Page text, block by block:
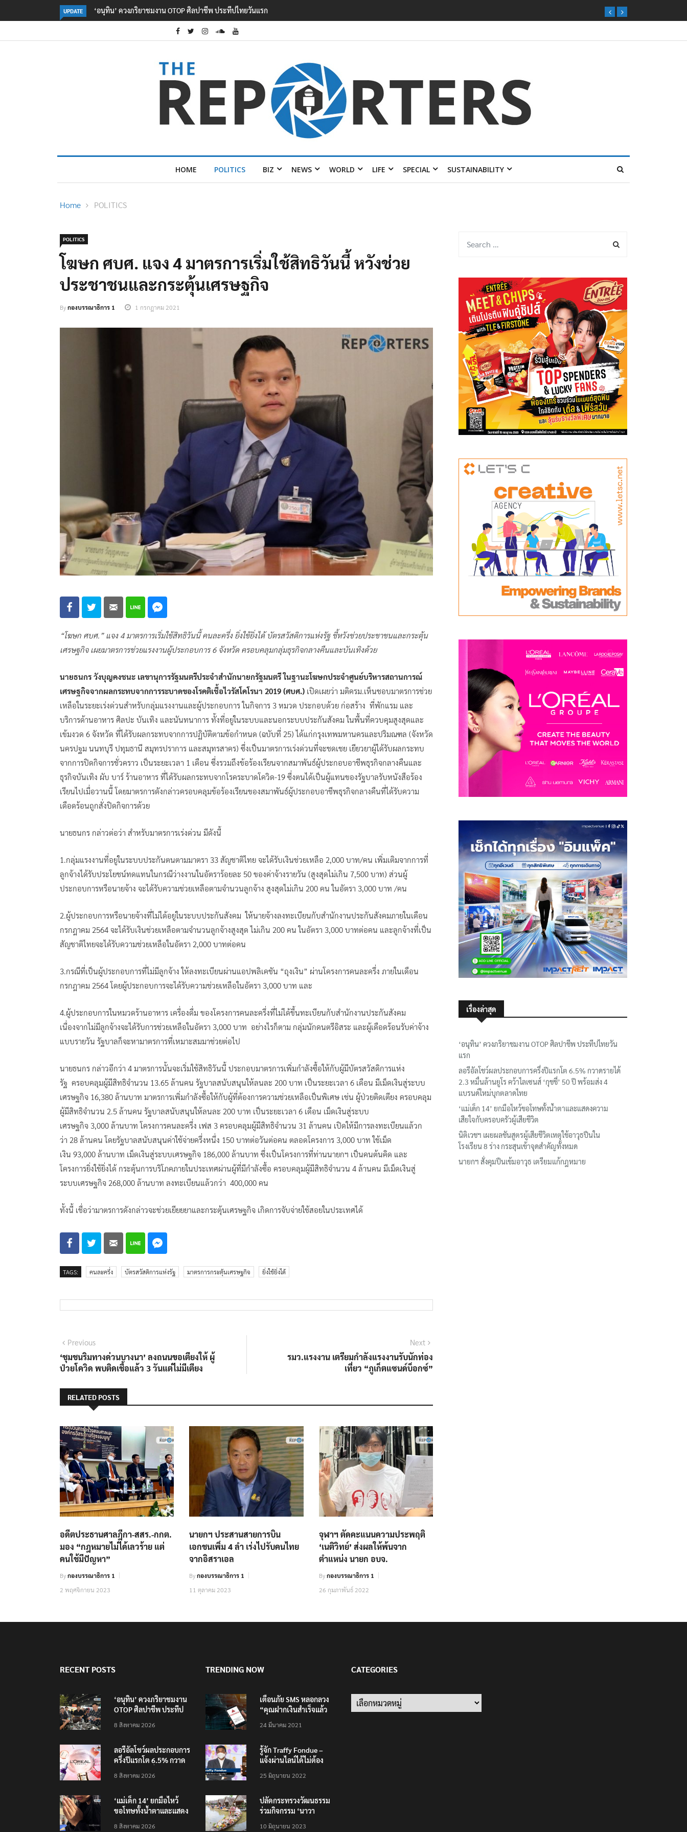
UPDATE ลอรีอัลโชว์ผลประกอบการครึ่งปีแรกโต 6.5% กวาดรายได้ 2.3 หมื่นล้านยูโร คว้าไลเซนส์ ‘กุชชี่’ 50 ปี พร้อมส่ง 4 แบรนด์ใหม่บุกตลาดไทย
HOME POLITICS BIZ NEWS WORLD LIFE SPECIAL SUSTAINABILITY
Home POLITICS
POLITICS
โฆษก ศบศ. แจง 4 มาตรการเริ่มใช้สิทธิวันนี้ หวังช่วย
ประชาชนและกระตุ้นเศรษฐกิจ
Byกองบรรณาธิการ 1 1 กรกฎาคม 2021
“โฆษก ศบศ.” แจง 4 มาตรการเริ่มใช้สิทธิวันนี้ คนละครึ่ง ยิ่งใช้ยิ่งได้ บัตรสวัสดิการแห่งรัฐ ชี้หวังช่วยประชาชนและกระตุ้น
เศรษฐกิจ เผยมาตรการช่วยแรงงานผู้ประกอบการ 6 จังหวัด ครอบคลุมกลุ่มธุรกิจกลางคืนและบันเทิงด้วย
นายธนกร วังบุญคงชนะ เลขานุการรัฐมนตรีประจำสำนักนายกรัฐมนตรี ในฐานะโฆษกประจำศูนย์บริหารสถานการณ์
เศรษฐกิจจากผลกระทบจากการระบาดของโรคติเชื้อไวรัสโคโรนา 2019 (ศบศ.) เปิดเผยว่า มติครม.เห็นชอบมาตรการช่วย
เหลือในระยะเร่งด่วนสำหรับกลุ่มแรงงานและผู้ประกอบการ ในกิจการ 3 หมวด ประกอบด้วย ก่อสร้าง ที่พักแรม และ
บริการด้านอาหาร ศิลปะ บันเทิง และนันทนาการ ทั้งที่อยู่ในระบบและนอกระบบประกันสังคม ในพื้นที่ควบคุมสูงสุดและ
เข้มงวด 6 จังหวัด ที่ได้รับผลกระทบจากการปฏิบัติตามข้อกำหนด (ฉบับที่ 25) ได้แก่กรุงเทพมหานครและปริมณฑล (จังหวัด
นครปฐม นนทบุรี ปทุมธานี สมุทรปราการ และสมุทรสาคร) ซึ่งเป็นมาตรการเร่งด่วนที่จะชดเชย เยียวยาผู้ได้รับผลกระทบ
จากการปิดกิจการชั่วคราว เป็นระยะเวลา 1 เดือน ซึ่งรวมถึงข้อร้องเรียนจากสมาพันธ์ผู้ประกอบอาชีพธุรกิจกลางคืนและ
ธุรกิจบันเทิง ผับ บาร์ ร้านอาหาร ที่ได้รับผลกระทบจากโรคระบาดโควิด-19 ซึ่งตนได้เป็นผู้แทนของรัฐบาลรับหนังสือร้อง
เรียนไปเมื่อวานนี้ โดยมาตรการดังกล่าวครอบคลุมข้อร้องเรียนของสมาพันธ์ผู้ประกอบอาชีพธุรกิจกลางคืนที่ได้รับความ
เดือดร้อนถูกสั่งปิดกิจการด้วย
นายธนกร กล่าวต่อว่า สำหรับมาตรการเร่งด่วน มีดังนี้
1.กลุ่มแรงงานที่อยู่ในระบบประกันตนตามมาตรา 33 สัญชาติไทย จะได้รับเงินช่วยเหลือ 2,000 บาท/คน เพิ่มเติมจากการที่
ลูกจ้างได้รับประโยชน์ทดแทนในกรณีว่างงานในอัตราร้อยละ 50 ของค่าจ้างรายวัน (สูงสุดไม่เกิน 7,500 บาท) ส่วนผู้
ประกอบการหรือนายจ้าง จะได้รับความช่วยเหลือตามจำนวนลูกจ้าง สูงสุดไม่เกิน 200 คน ในอัตรา 3,000 บาท /คน
2.ผู้ประกอบการหรือนายจ้างที่ไม่ได้อยู่ในระบบประกันสังคม ให้นายจ้างลงทะเบียนกับสำนักงานประกันสังคมภายในเดือน
กรกฎาคม 2564 จะได้รับเงินช่วยเหลือตามจำนวนลูกจ้างสูงสุด ไม่เกิน 200 คน ในอัตรา 3,000 บาทต่อคน และลูกจ้างที่เป็น
สัญชาติไทยจะได้รับความช่วยเหลือในอัตรา 2,000 บาทต่อคน
3.กรณีที่เป็นผู้ประกอบการที่ไม่มีลูกจ้าง ให้ลงทะเบียนผ่านแอปพลิเคชัน “ถุงเงิน” ผ่านโครงการคนละครึ่ง ภายในเดือน
กรกฎาคม 2564 โดยผู้ประกอบการจะได้รับความช่วยเหลือในอัตรา 3,000 บาท และ
4.ผู้ประกอบการในหมวดร้านอาหาร เครื่องดื่ม ของโครงการคนละครึ่งที่ไม่ได้ขึ้นทะเบียนกับสำนักงานประกันสังคม
เนื่องจากไม่มีลูกจ้างจะได้รับการช่วยเหลือในอัตรา 3,000 บาท อย่างไรก็ตาม กลุ่มนักดนตรีอิสระ และผู้เดือดร้อนรับค่าจ้าง
แบบรายวัน รัฐบาลก็จะหามาตรการที่เหมาะสมมาช่วยต่อไป
นายธนกร กล่าวอีกว่า 4 มาตรการนั้นจะเริ่มใช้สิทธิวันนี้ ประกอบมาตรการเพิ่มกำลังซื้อให้กับผู้มีบัตรสวัสดิการแห่ง
รัฐ ครอบคลุมผู้มีสิทธิจำนวน 13.65 ล้านคน รัฐบาลสนับสนุนให้ลนละ 200 บาท เป็นระยะเวลา 6 เดือน มีเม็ดเงินสู่ระบบ
เศรษฐกิจ 16,380 ล้านบาท มาตรการเพิ่มกำลังซื้อให้กับผู้ที่ต้องการความช่วยเหลือเป็นพิเศษ เช่น ผู้ป่วยติดเตียง ครอบคลุม
ผู้มีสิทธิจำนวน 2.5 ล้านคน รัฐบาลสนับสนุนให้ลนละ 200 บาท เป็นระยะเวลา 6 เดือน เม็ดเงินสู่ระบบ
เศรษฐกิจ 3,000 ล้านบาท โครงการคนละครึ่ง เฟส 3 ครอบคลุมผู้มีสิทธิจำนวน 31 ล้านคน เปิดให้มีการลงทะเบียนแล้วก
ว่า 28 ล้านคน โดยรัฐบาลสนับสนุนค่าใช้จ่ายครึ่งหนึ่ง 150 บาทต่อวันต่อคน ตลอดโครงการ 3,000 บาท ใช้เม็ด
เงิน 93,000 ล้านบาท เม็ดเงินสู่ระบบเศรษฐกิจ 186,000 ล้านบาท ซึ่งเป็นโครงการที่ท่านนายกฯ เป็นคนต้นคิด และ
โครงการยิ่งใช้ยิ่งได้ กระตุ้นการบริโภคภายในประเทศผ่านผู้ที่มีกำลังซื้อ ครอบคลุมผู้มีสิทธิจำนวน 4 ล้านคน มีเม็ดเงินสู่
ระบบเศรษฐกิจ 268,000 ล้านบาท ลงทะเบียนแล้วกว่า 400,000 คน
ทั้งนี้ เชื่อว่ามาตรการดังกล่าวจะช่วยเยียยยาและกระตุ้นเศรษฐกิจ เกิดการจับจ่ายใช้สอยในประเทศได้
TAGS: คนละครึ่ง บัตรสวัสดิการแห่งรัฐ มาตรการกระตุ้นเศรษฐกิจ ยิ่งใช้ยิ่งได้
แนะแนว
เรื่อง
PreviousPrevious
post:
‘ชุมชนริมทางด่วนบางนา’ ลงถนนขอเตียงให้ ผู้
ป่วยโควิด พบติดเชื้อแล้ว 3 วันแต่ไม่มีเตียง
Next
รมว.แรงงาน เตรียมกำลังแรงงานรับนักท่อง
เที่ยว “ภูเก็ตแซนด์บ็อกซ์”
RELATED POSTS
อดีตประธานศาลฎีกา-สสร.-กกต.
มอง “กฎหมายไม่ได้เลวร้าย แต่
คนใช้มีปัญหา”
Byกองบรรณาธิการ 1
2 พฤศจิกายน 2023
นายกฯ ประสานสายการบิน
เอกชนเพิ่ม 4 ลำ เร่งไปรับคนไทย
จากอิสราเอล
Byกองบรรณาธิการ 1
11 ตุลาคม 2023
จุฬาฯ ตัดคะแนนความประพฤติ
‘เนติวิทย์’ ส่งผลให้พ้นจาก
ตำแหน่ง นายก อบจ.
Byกองบรรณาธิการ 1
26 กุมภาพันธ์ 2022
เรื่องล่าสุด
‘อนุทิน’ ควงภริยาชมงาน OTOP ศิลปาชีพ ประทีปไทยวัน
แรก
ลอรีอัลโชว์ผลประกอบการครึ่งปีแรกโต 6.5% กวาดรายได้
2.3 หมื่นล้านยูโร คว้าไลเซนส์ ‘กุชชี่’ 50 ปี พร้อมส่ง 4
แบรนด์ใหม่บุกตลาดไทย
‘แม่เด็ก 14’ ยกมือไหว้ขอโทษทั้งน้ำตาและแสดงความ
เสียใจกับครอบครัวผู้เสียชีวิต
นิติเวชฯ เผยผลชันสูตรผู้เสียชีวิตเหตุใช้อาวุธปืนใน
โรงเรียน 8 ร่าง กระสุนเข้าจุดสำคัญทั้งหมด
นายกฯ สั่งคุมปืนเข้มอาวุธ เตรียมแก้กฎหมาย
RECENT POSTS
‘อนุทิน’ ควงภริยาชมงาน
OTOP ศิลปาชีพ ประทีป
8 สิงหาคม 2026
ลอรีอัลโชว์ผลประกอบการ
ครึ่งปีแรกโต 6.5% กวาด
คว้าไลเซนส์ ‘กุชชี่’ 50 ปี
ตลาดไทย
8 สิงหาคม 2026
‘แม่เด็ก 14’ ยกมือไหว้
ขอโทษทั้งน้ำตาและแสดง
8 สิงหาคม 2026
TRENDING NOW
เตือนภัย SMS หลอกลวง
“คุณฝากเงินสำเร็จแล้ว
200,000 บาท”
24 มีนาคม 2021
รู้จัก Traffy Fondue –
แจ้งผ่านไลน์ได้ไม่ต้อง
ทั่วไทย ไม่ใช่แค่ในกรุง
25 มิถุนายน 2022
ปลัดกระทรวงวัฒนธรรม
ร่วมกิจกรรม ‘นาวา
10 มิถุนายน 2023
CATEGORIES
Categories